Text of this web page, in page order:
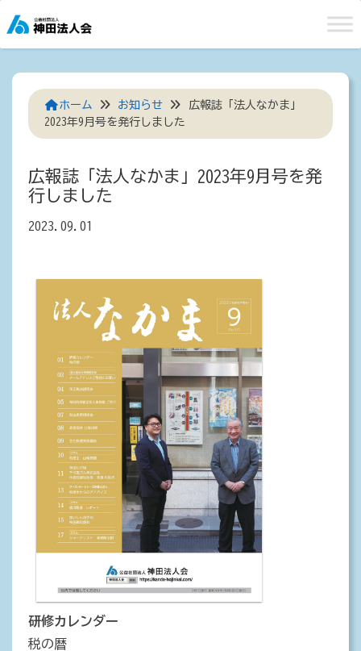
to
content
ホーム お知らせ
広報誌「法人なかま」
2023年9月号を発行しました
広報誌「法人なかま」2023年9月号を発
行しました
2023.09.01
研修カレンダー
税の暦